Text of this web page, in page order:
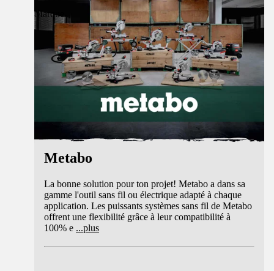
Marque
Metabo
La bonne solution pour ton projet! Metabo a dans sa
gamme l'outil sans fil ou électrique adapté à chaque
application. Les puissants systèmes sans fil de Metabo
offrent une flexibilité grâce à leur compatibilité à
100% e ...plus